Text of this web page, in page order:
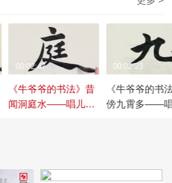
《牛爷爷的书法》昔
闻洞庭水——唱儿歌
00:02:47
《牛爷爷的书
傍九霄多——
00:02:23